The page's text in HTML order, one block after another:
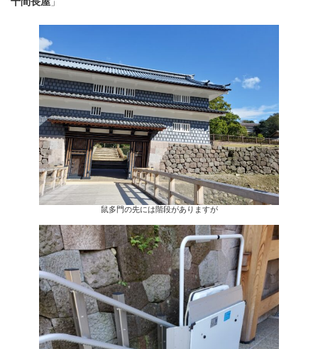
鼠多門の先には階段がありますが